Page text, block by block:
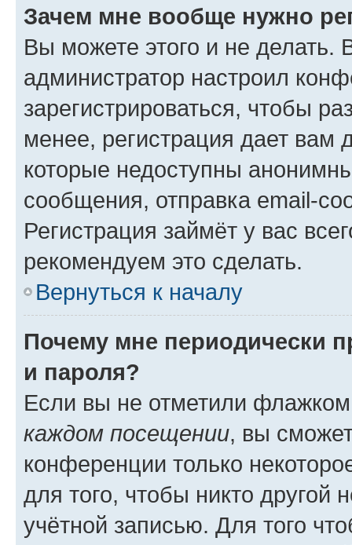
Зачем мне вообще нужно
Вы можете этого и не делать.
администратор настроил
зарегистрироваться, чтобы
менее, регистрация дает вам
которые недоступны
сообщения, отправка email-
Регистрация займёт у вас
рекомендуем это сделать.
Вернуться к началу
Почему мне периодически
и пароля?
Если вы не отметили
каждом посещении, вы
конференции только
для того, чтобы никто другой
учётной записью. Для того